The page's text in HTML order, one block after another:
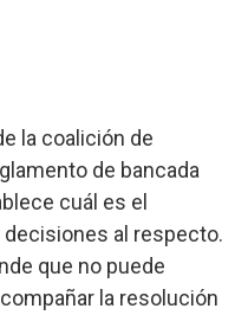
la coalición de
de bancada
cuál es el
al respecto.
que no puede
la resolución